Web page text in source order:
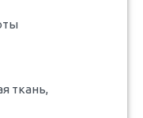
ткань,